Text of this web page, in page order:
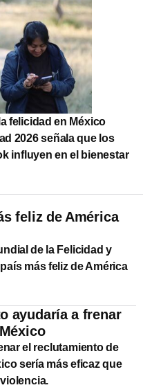
felicidad en México
2026 señala que los
influyen en el bienestar
feliz de América
de la Felicidad y
más feliz de América
ayudaría a frenar
el reclutamiento de
sería más eficaz que